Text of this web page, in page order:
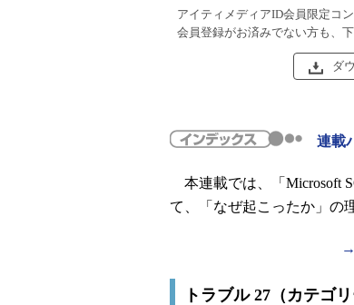
アイティメディアID会員限定コ
会員登録がお済みでない方も、
ダ
連載
本連載では、「Microsoft
て、「なぜ起こったか」の
トラブル 27（カテゴリ